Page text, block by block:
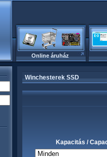
Online áruház
Winchesterek SSD
Kapacitás /